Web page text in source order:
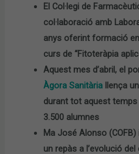
El Col·legi de
col·laboració amb
anys oferint formació
curs de “Fitoteràpia
Aquest mes d’abril, el
Àgora Sanitària llença
durant tot aquest
3.500 alumnes
Ma José Alonso
un repàs a l’evolució